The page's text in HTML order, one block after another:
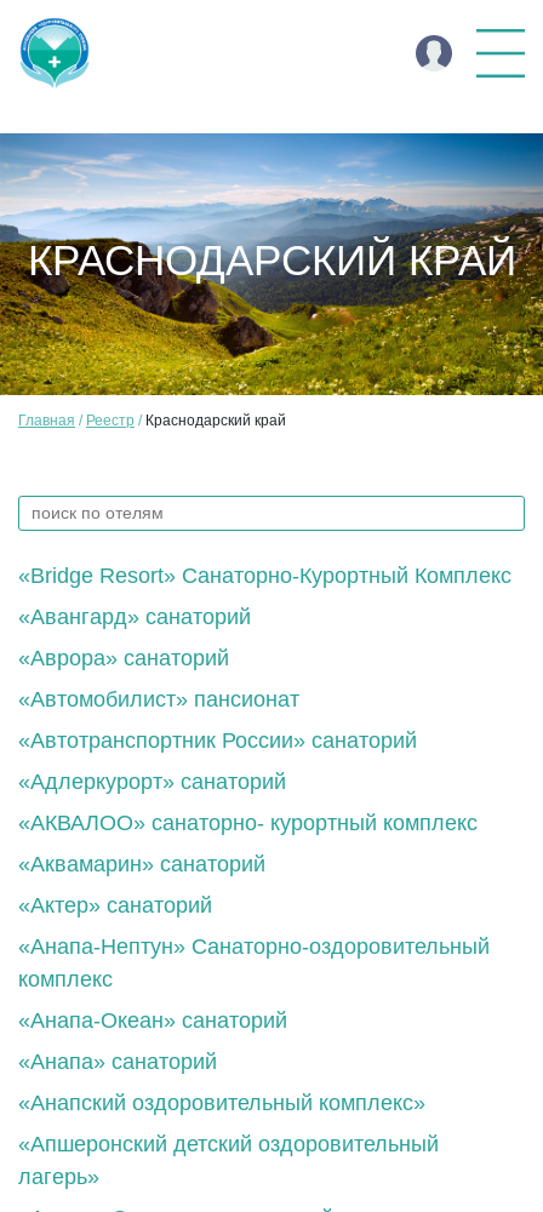
КРАСНОДАРСКИЙ КРАЙ
Главная Реестр Краснодарский край
«Bridge Resort» Санаторно-Курортный Комплекс
«Авангард» санаторий
«Аврора» санаторий
«Автомобилист» пансионат
«Автотранспортник России» санаторий
«Адлеркурорт» санаторий
«АКВАЛОО» санаторно- курортный комплекс
«Аквамарин» санаторий
«Актер» санаторий
«Анапа-Нептун» Санаторно-оздоровительный
комплекс
«Анапа-Океан» санаторий
«Анапа» санаторий
«Анапский оздоровительный комплекс»
«Апшеронский детский оздоровительный
лагерь»